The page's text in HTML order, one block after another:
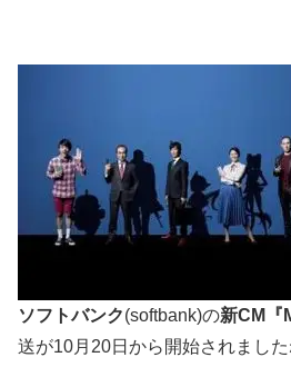
ソフトバンク(softbank)の新CM『
送が10月20日から開始されました